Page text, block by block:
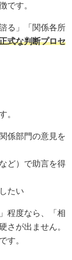
です。
る」「関係各所
式な判断プロセ
。
係部門の意見を
ど）で助言を得
たい
程度なら、「相
さが出ません。
す。